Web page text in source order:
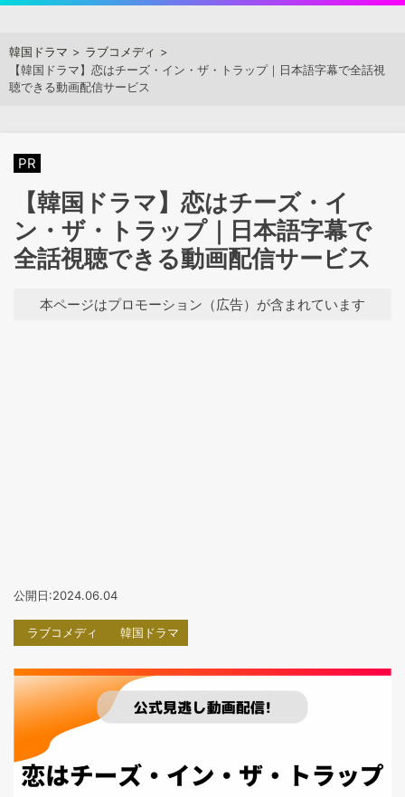
content
アジアンステージ
韓国ドラマ
ラブコメディ
【韓国ドラマ】恋はチーズ・イン・ザ・トラップ｜日本語字幕で全話視
聴できる動画配信サービス
PR
【韓国ドラマ】恋はチーズ・イ
ン・ザ・トラップ｜日本語字幕で
全話視聴できる動画配信サービス
本ページはプロモーション（広告）が含まれています
公開日:2024.06.04
ラブコメディ 韓国ドラマ